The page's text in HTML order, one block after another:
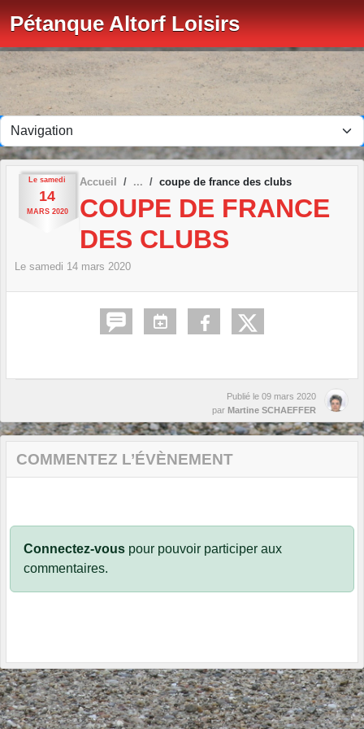
Pétanque Altorf Loisirs
Le samedi
14
MARS 2020
Accueil coupe de france des clubs
COUPE DE FRANCE
DES CLUBS
Le samedi 14 mars 2020
Publié le 09 mars 2020
par Martine SCHAEFFER
COMMENTEZ L’ÉVÈNEMENT
Connectez-vous pour pouvoir participer aux
commentaires.